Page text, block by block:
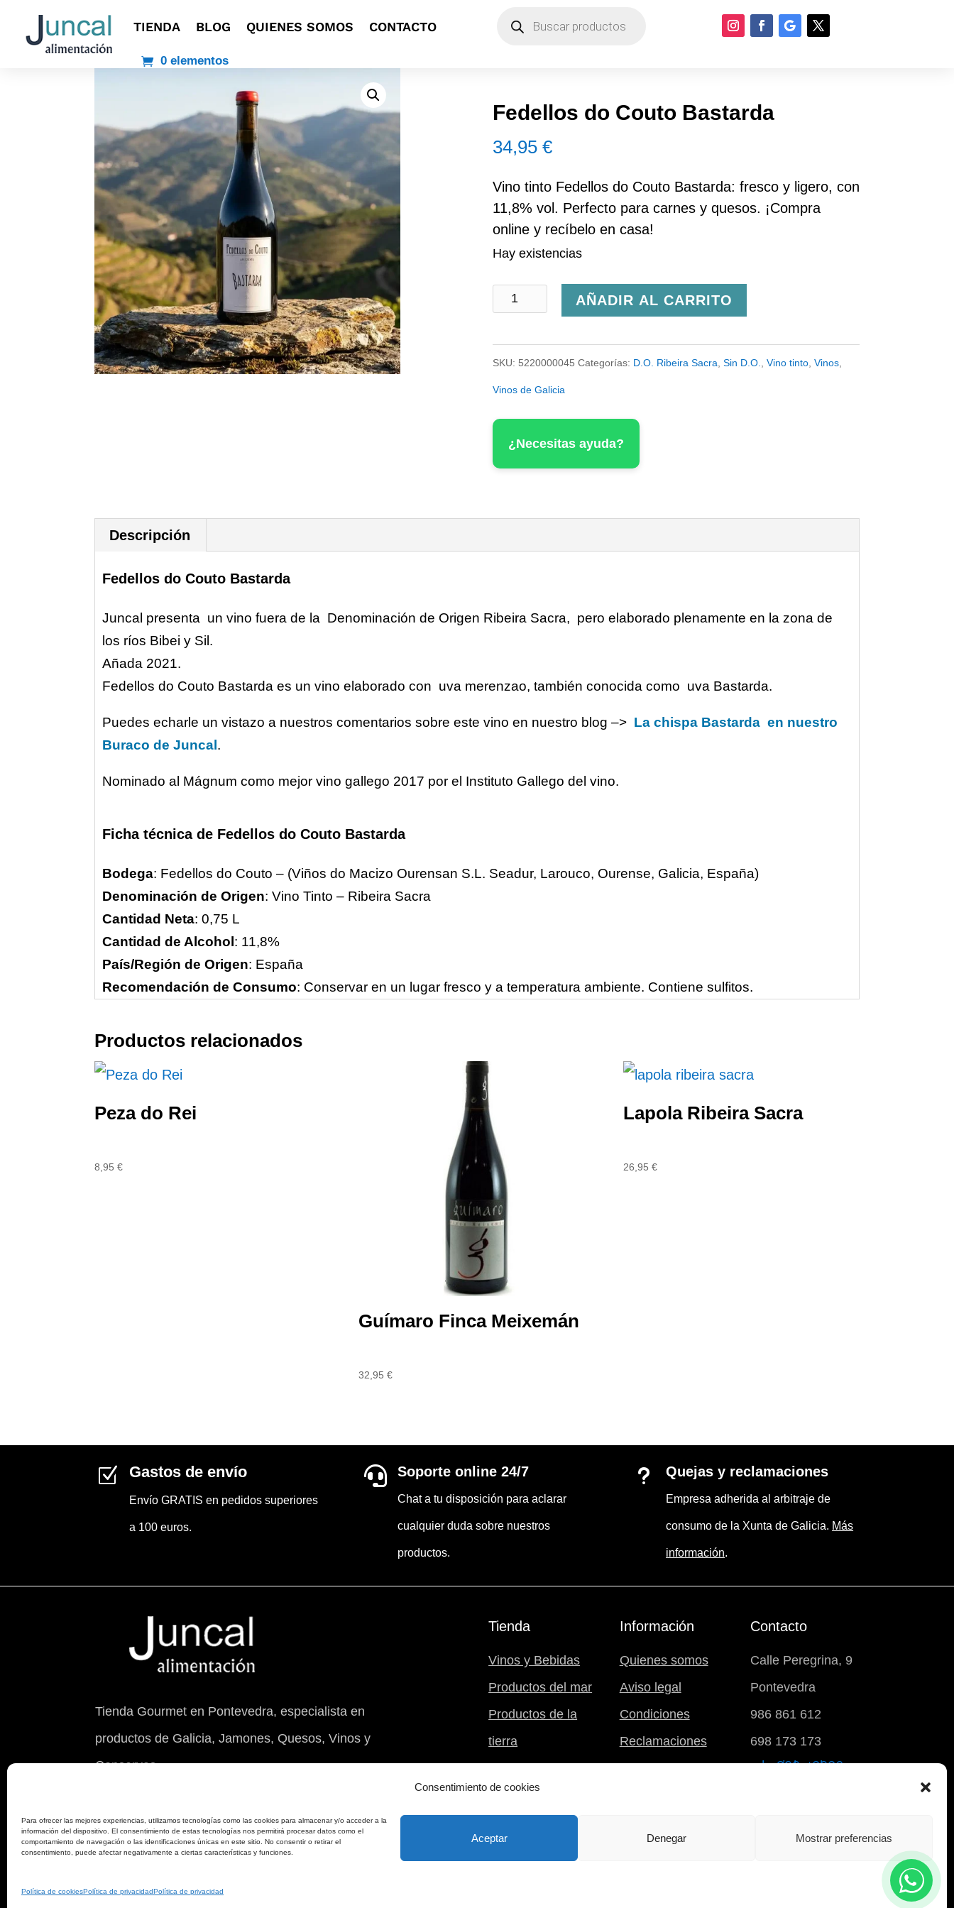
Consentimiento de cookies
Para ofrecer las mejores experiencias, utilizamos tecnologías como las cookies para almacenar y/o acceder a la
información del dispositivo. El consentimiento de estas tecnologías nos permitirá procesar datos como el
comportamiento de navegación o las identificaciones únicas en este sitio. No consentir o retirar el
consentimiento, puede afectar negativamente a ciertas características y funciones.
Aceptar Denegar Mostrar preferencias
Política de cookiesPolítica de privacidadPolítica de privacidad
TIENDA BLOG QUIENES SOMOS CONTACTO
0 elementos
de
Fedellos do Couto Bastarda
34,95 €
Vino tinto Fedellos do Couto Bastarda: fresco y ligero, con
11,8% vol. Perfecto para carnes y quesos. ¡Compra
online y recíbelo en casa!
Hay existencias
Fedellos
AÑADIR AL CARRITO
SKU: 5220000045 Categorías: D.O. Ribeira Sacra Sin D.O. Vino tinto, Vinos,
Vinos de Galicia
¿Necesitas ayuda?
Descripción
Fedellos do Couto Bastarda
Juncal presenta un vino fuera de la Denominación de Origen Ribeira Sacra, pero elaborado plenamente en la zona de
los ríos Bibei y Sil.
Añada 2021.
Fedellos do Couto Bastarda es un vino elaborado con uva merenzao, también conocida como uva Bastarda.
Puedes echarle un vistazo a nuestros comentarios sobre este vino en nuestro blog –> La chispa Bastarda en nuestro
Buraco de Juncal .
Nominado al Mágnum como mejor vino gallego 2017 por el Instituto Gallego del vino.
Ficha técnica de Fedellos do Couto Bastarda
Bodega: Fedellos do Couto – (Viños do Macizo Ourensan S.L. Seadur, Larouco, Ourense, Galicia, España)
Denominación de Origen: Vino Tinto – Ribeira Sacra
Cantidad Neta: 0,75 L
Cantidad de Alcohol: 11,8%
País/Región de Origen: España
Recomendación de Consumo: Conservar en un lugar fresco y a temperatura ambiente. Contiene sulfitos.
Productos relacionados
Peza do Rei
8,95 €
Guímaro Finca Meixemán
32,95€
Lapola Ribeira Sacra
26,95 €
Z Gastos de envío
Envío GRATIS en pedidos superiores
a 100 euros.
 Soporte online 24/7
Chat a tu disposición para aclarar
cualquier duda sobre nuestros
productos.
u Quejas y reclamaciones
Empresa adherida al arbitraje de
consumo de la Xunta de Galicia. Más
información.
Tienda Gourmet en Pontevedra, especialista en
productos de Galicia, Jamones, Quesos, Vinos y
Conservas.
Tienda
Vinos y Bebidas
Productos del mar
Productos de la
tierra
Postres
Nuestra despensa
Información
Quienes somos
Aviso legal
Condiciones
Reclamaciones
Mi carrito
Contacto
Calle Peregrina, 9
Pontevedra
986 861 612
698 173 173